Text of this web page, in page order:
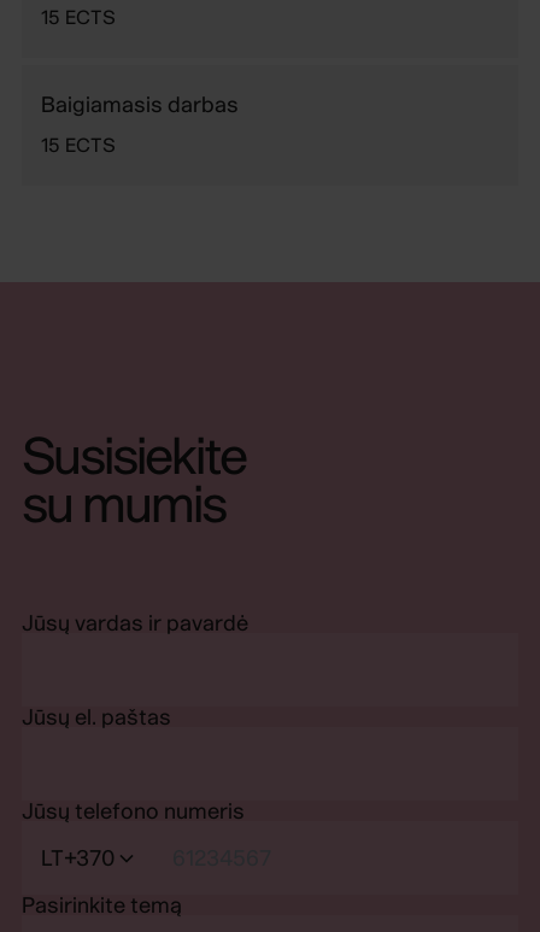
15 ECTS
Baigiamasis darbas
15 ECTS
Susisiekite
su mumis
Jūsų vardas ir pavardė
Jūsų el. paštas
Jūsų telefono numeris
LT+370
Pasirinkite temą